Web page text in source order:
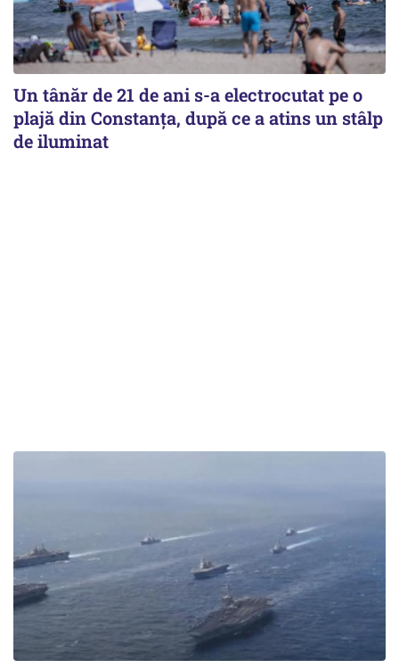
Un tânăr de 21 de ani s-a electrocutat pe o
plajă din Constanța, după ce a atins un stâlp
de iluminat